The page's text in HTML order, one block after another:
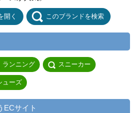
開く このブランドを検索
ランニング スニーカー
ューズ
ECサイト